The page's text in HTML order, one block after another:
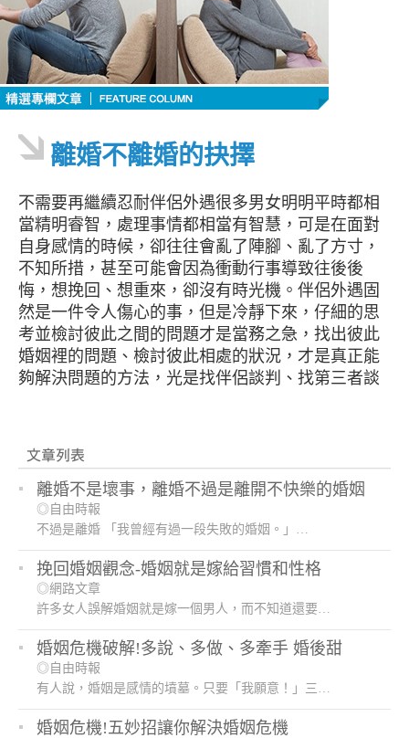
離婚不離婚的抉擇
不需要再繼續忍耐伴侶外遇很多男女明明平時都相
當精明睿智，處理事情都相當有智慧，可是在面對
自身感情的時候，卻往往會亂了陣腳、亂了方寸，
不知所措，甚至可能會因為衝動行事導致往後後
悔，想挽回、想重來，卻沒有時光機。伴侶外遇固
然是一件令人傷心的事，但是冷靜下來，仔細的思
考並檢討彼此之間的問題才是當務之急，找出彼此
婚姻裡的問題、檢討彼此相處的狀況，才是真正能
夠解決問題的方法，光是找伴侶談判、找第三者談
外遇，這種時候的元配不僅是難受，更是無所適
從，就算找親友吐苦水求助，真正願意參與別人家
務事還幫忙處理或協助抓姦調查的人也很少，或者
是因為害怕家人擔心，不敢找家人求助，結果有很
多的元配就因此不選擇忍耐，患上外遇型精神疾
病，讓自己的…
離婚不是壞事，離婚不過是離開不快樂的婚姻
◎自由時報
不過是離婚 「我曾經有過一段失敗的婚姻。」…
挽回婚姻觀念-婚姻就是嫁給習慣和性格
◎網路文章
許多女人誤解婚姻就是嫁一個男人，而不知道還要…
婚姻危機破解!多說、多做、多牽手 婚後甜
◎自由時報
有人說，婚姻是感情的墳墓。只要「我願意！」三…
婚姻危機!五妙招讓你解決婚姻危機